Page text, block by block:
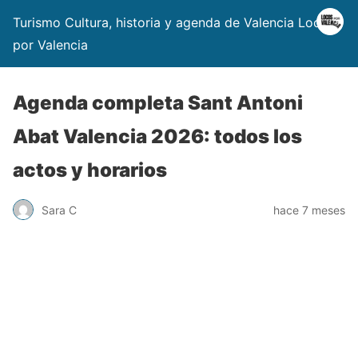
Turismo Cultura, historia y agenda de Valencia Locos
por Valencia
Agenda completa Sant Antoni
Abat Valencia 2026: todos los
actos y horarios
Sara C hace 7 meses